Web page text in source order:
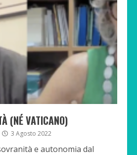
(NÉ VATICANO)
3 Agosto 2022
e autonomia dal